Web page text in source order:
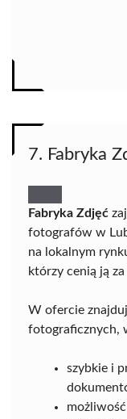
7. Fabryka
Fabryka Zdjęć
fotografów w
na lokalnym
którzy cenią ją
W ofercie
fotograficznych,
szybkie i